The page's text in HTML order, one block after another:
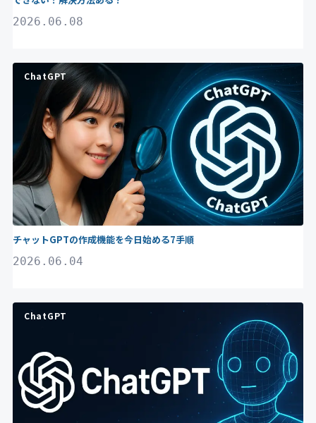
2026.06.08
ChatGPT
チャットGPTの作成機能を今日始める7手順
2026.06.04
ChatGPT